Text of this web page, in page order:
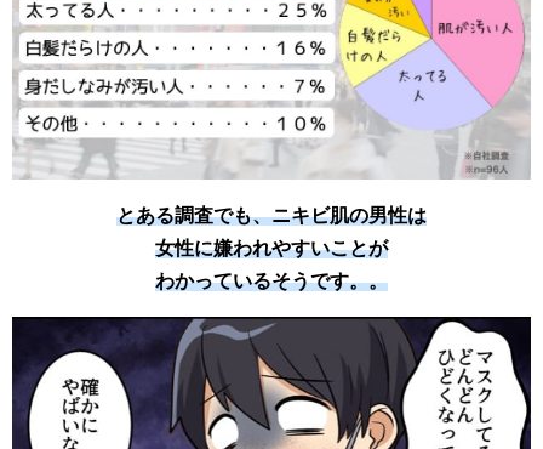
とある調査でも、ニキビ肌の男性は
女性に嫌われやすいことが
わかっているそうです。。